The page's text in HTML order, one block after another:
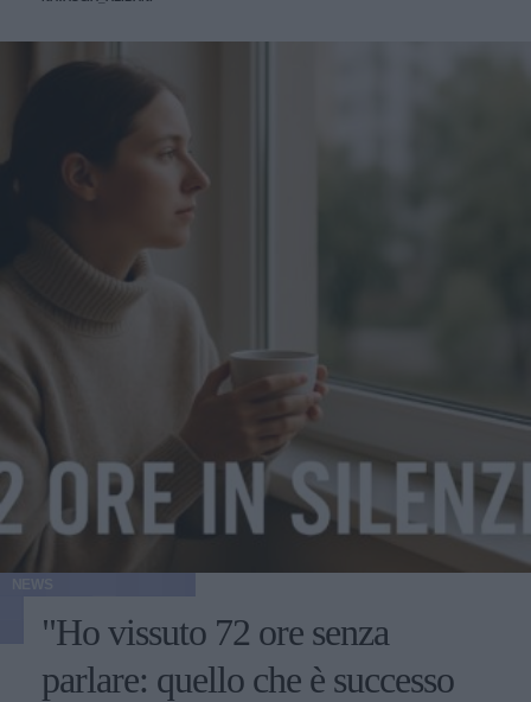
"Ho vissuto 72 ore senza
parlare: quello che è successo